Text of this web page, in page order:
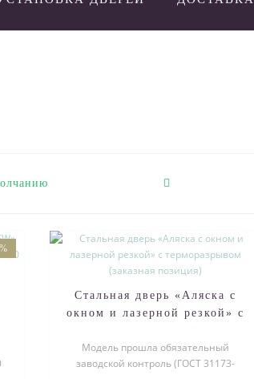
Стальная дверь «Аляска с
окном и лазерной резкой» с
позиция)
Модель прошла обязательный
заводской контроль (ГОСТ 31173-